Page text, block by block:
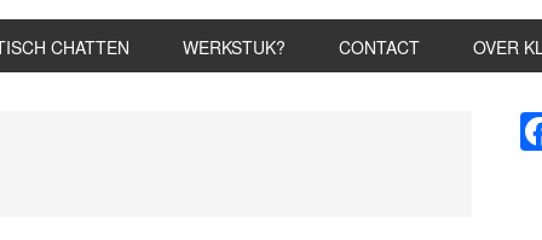
CHATTEN WERKSTUK? CONTACT OVER